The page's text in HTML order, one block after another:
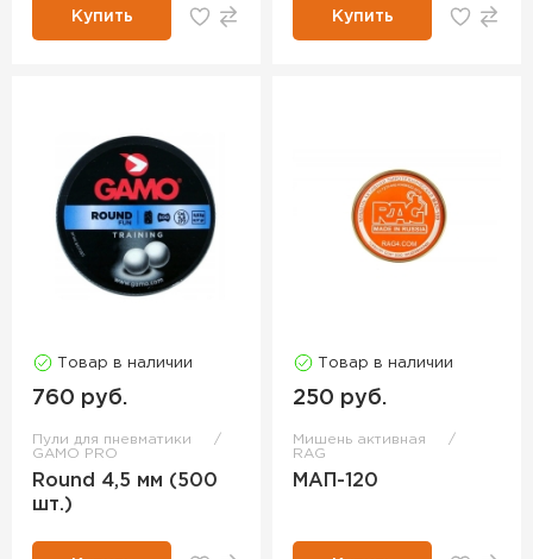
Купить Купить
Товар в наличии
760 руб.
Пули для пневматики
GAMO PRO
Round 4,5 мм (500
шт.)
Товар в наличии
250 руб.
Мишень активная
RAG
МАП-120